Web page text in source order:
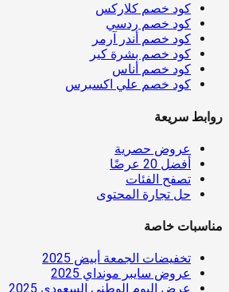
كود خصم كلاركس
كود خصم ردسي
كود خصم أندر آرمر
كود خصم بشرة كير
كود خصم أناس
كود خصم علي اكسبرس
روابط سريعة
عروض حصرية
أفضل 20 عرضًا
تصفح الفئات
حل تجارة المحتوى
مناسبات خاصة
تخفيضات الجمعة أبيض 2025
عروض سايبر مونداي 2025
عرض اليوم الوطني السعودي 2025